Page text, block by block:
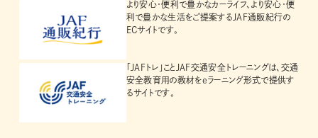
より安心・便利で豊かなカーライフ、より安心・便
利で豊かな生活をご提案するJAF通販紀行の
ECサイトです。
「JAFトレ」ことJAF交通安全トレーニングは、交通
安全教育用の教材をeラーニング形式で提供す
るサイトです。